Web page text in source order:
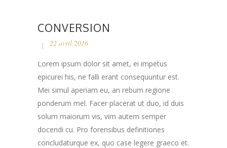
CONVERSION
22 avril 2016
Lorem ipsum dolor sit amet, ei impetus
epicurei his, ne falli erant consequuntur est.
Mei simul aperiam eu, an rebum regione
ponderum mel. Facer placerat ut duo, id duis
solum maiorum vis, vim autem semper
docendi cu. Pro forensibus definitiones
concludaturque ex, quo case legere graeco et.